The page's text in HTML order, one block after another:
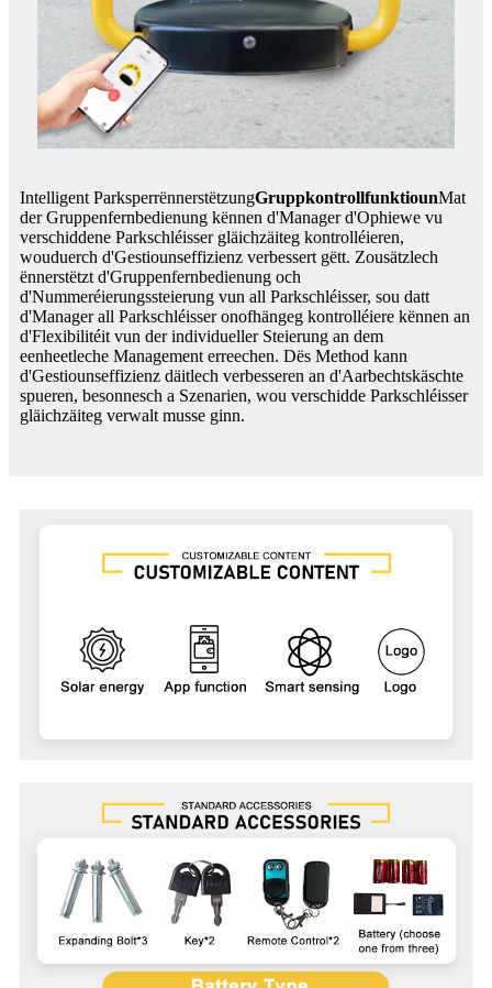
Intelligent ParksperrënnerstëtzungGruppkontrollfunktiounMat
der Gruppenfernbedienung kënnen d'Manager d'Ophiewe vu
verschiddene Parkschléisser gläichzäiteg kontrolléieren,
wouduerch d'Gestiounseffizienz verbessert gëtt. Zousätzlech
ënnerstëtzt d'Gruppenfernbedienung och
d'Nummeréierungssteierung vun all Parkschléisser, sou datt
d'Manager all Parkschléisser onofhängeg kontrolléiere kënnen an
d'Flexibilitéit vun der individueller Steierung an dem
eenheetleche Management erreechen. Dës Method kann
d'Gestiounseffizienz däitlech verbesseren an d'Aarbechtskäschte
spueren, besonnesch a Szenarien, wou verschidde Parkschléisser
gläichzäiteg verwalt musse ginn.